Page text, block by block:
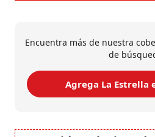
Encuentra más de nuestra
de
Agrega La Estrella